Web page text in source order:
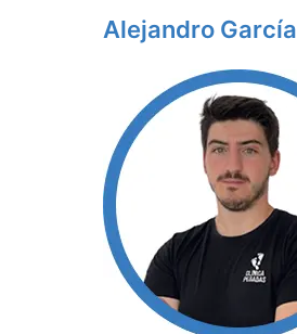
Alejandro García